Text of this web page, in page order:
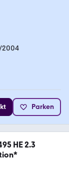
2004
Parken
HE 2.3